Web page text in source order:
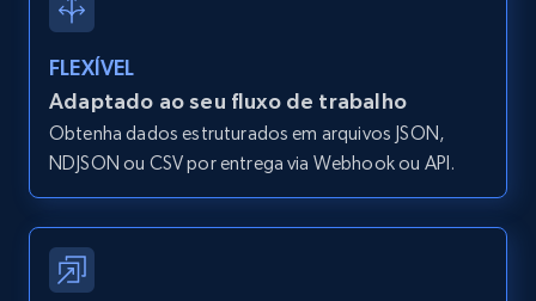
Zpid, City, State, HomeStatus, Address,
IsListingClaimedByCurrentSignedInUser,
IsCurrentSignedInAgentResponsible, Bedrooms,
and more.
12K+ 1.3K+ Comece grátis
Zillow properties listing information -
FLEXÍVEL
Adaptado ao seu fluxo de trabalho
Obtenha dados estruturados em arquivos JSON,
NDJSON ou CSV por entrega via Webhook ou API.